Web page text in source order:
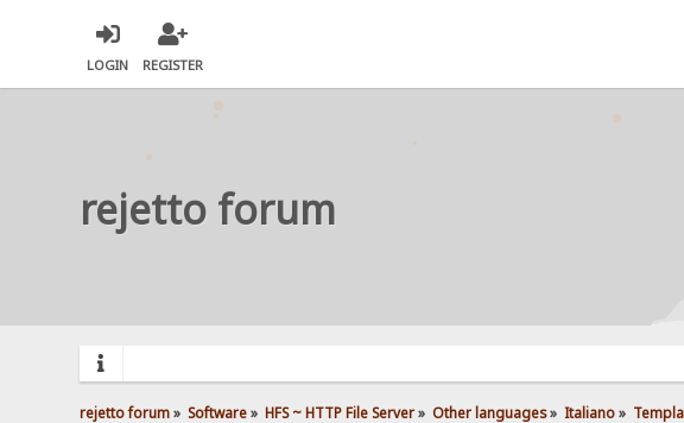
LOGIN REGISTER
rejetto forum
rejetto forum» Software» HFS ~ HTTP File Server» Other languages» Italiano»